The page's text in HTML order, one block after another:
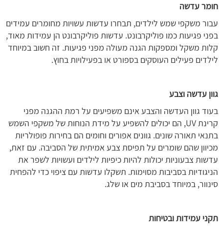
חומר עדשה
עבור משקפי שמש לילדים, תבחרו עדשות עשויות מחומרים עמידים
בפני פגיעות כמו פוליקרבונט. עדשות פוליקרבונט הן עמידות מאוד,
קלות משקל ומספקות הגנה מעולה מפני פגיעות. זה חשוב במיוחד
לילדים פעילים העוסקים בספורט או בפעילויות בחוץ.
גוון עדשה וצבע
בעוד גוון העדשה והצבע אינם משפיעים על רמת ההגנה מפני
קרינת UV, הם יכולים להשפיע על מידת הנוחות של משקפי השמש
בתנאי תאורה שונים. גוונים אפורים וחומים הם בחירות פופולריות
מכיוון שהם שומרים על תפיסת צבע אמיתית של הסביבה. עם זאת,
עדשות צבעוניות יכולות להיות כיפיות לילדים ועשויות לשפר את
הניגודיות בסביבות מסוימות. תשקלו עדשות עם ציפוי כדי להפחית
סינוור, במיוחד בסביבת מים או שלג.
תקני עמידות ובטיחות